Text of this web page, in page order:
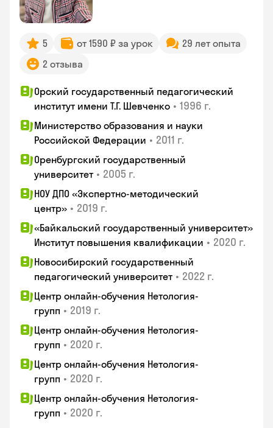
5 от 1590 ₽ за урок
29 лет опыта
2 отзыва
Орский государственный педагогический
институт имени Т.Г. Шевченко • 1996 г.
Министерство образования и науки
Российской Федерации • 2011 г.
Оренбургский государственный
университет • 2005 г.
НОУ ДПО «Экспертно-методический
центр» • 2019 г.
«Байкальский государственный университет»
Институт повышения квалификации • 2020 г.
Новосибирский государственный
педагогический университет • 2022 г.
Центр онлайн-обучения Нетология-
групп • 2019 г.
Центр онлайн-обучения Нетология-
групп • 2020 г.
Центр онлайн-обучения Нетология-
групп • 2020 г.
Центр онлайн-обучения Нетология-
групп • 2020 г.